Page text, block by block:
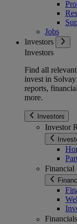
Jobs
Investors
Investors
Find all
invest in
reports,
more.
Investors
Investor
Financial